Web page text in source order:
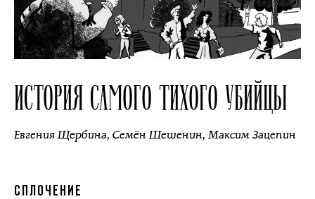
ИСТОРИЯ САМОГО ТИХОГО УБИЙЦЫ
Евгения Щербина, Семён Шешенин,Максим Зацепин
СПЛОЧЕНИЕ